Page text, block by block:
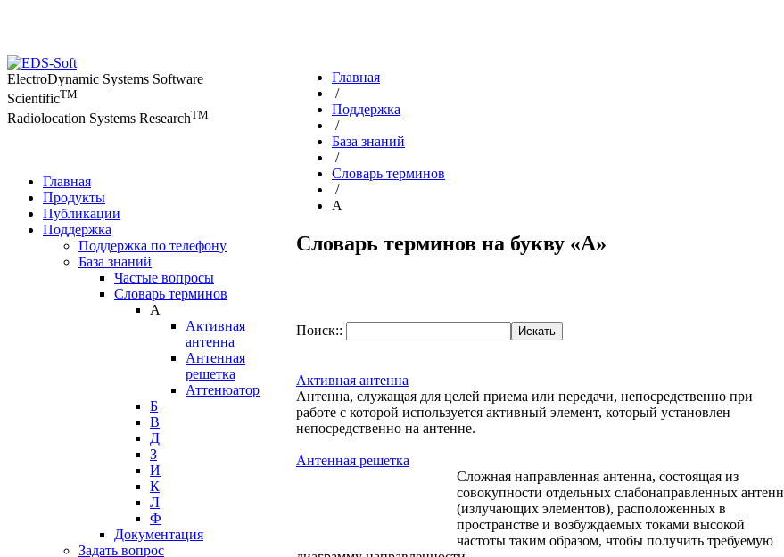
ElectroDynamic Systems Software
ScientificTM
Radiolocation Systems ResearchTM
Главная
Продукты
Публикации
Поддержка
Поддержка по телефону
База знаний
Частые вопросы
Словарь терминов
А
Активная
антенна
Антенная
решетка
Аттенюатор
Б
В
Д
З
И
К
Л
Ф
Документация
Задать вопрос
Главная
/
Поддержка
/
База знаний
/
Словарь терминов
/
А
Словарь терминов на букву «А»
Поиск::
Активная антенна
Антенна, служащая для целей приема или передачи, непосредственно при
работе с которой используется активный элемент, который установлен
непосредственно на антенне.
Антенная решетка
Сложная направленная антенна, состоящая из
совокупности отдельных слабонаправленных антенн
(излучающих элементов), расположенных в
пространстве и возбуждаемых токами высокой
частоты таким образом, чтобы получить требуемую